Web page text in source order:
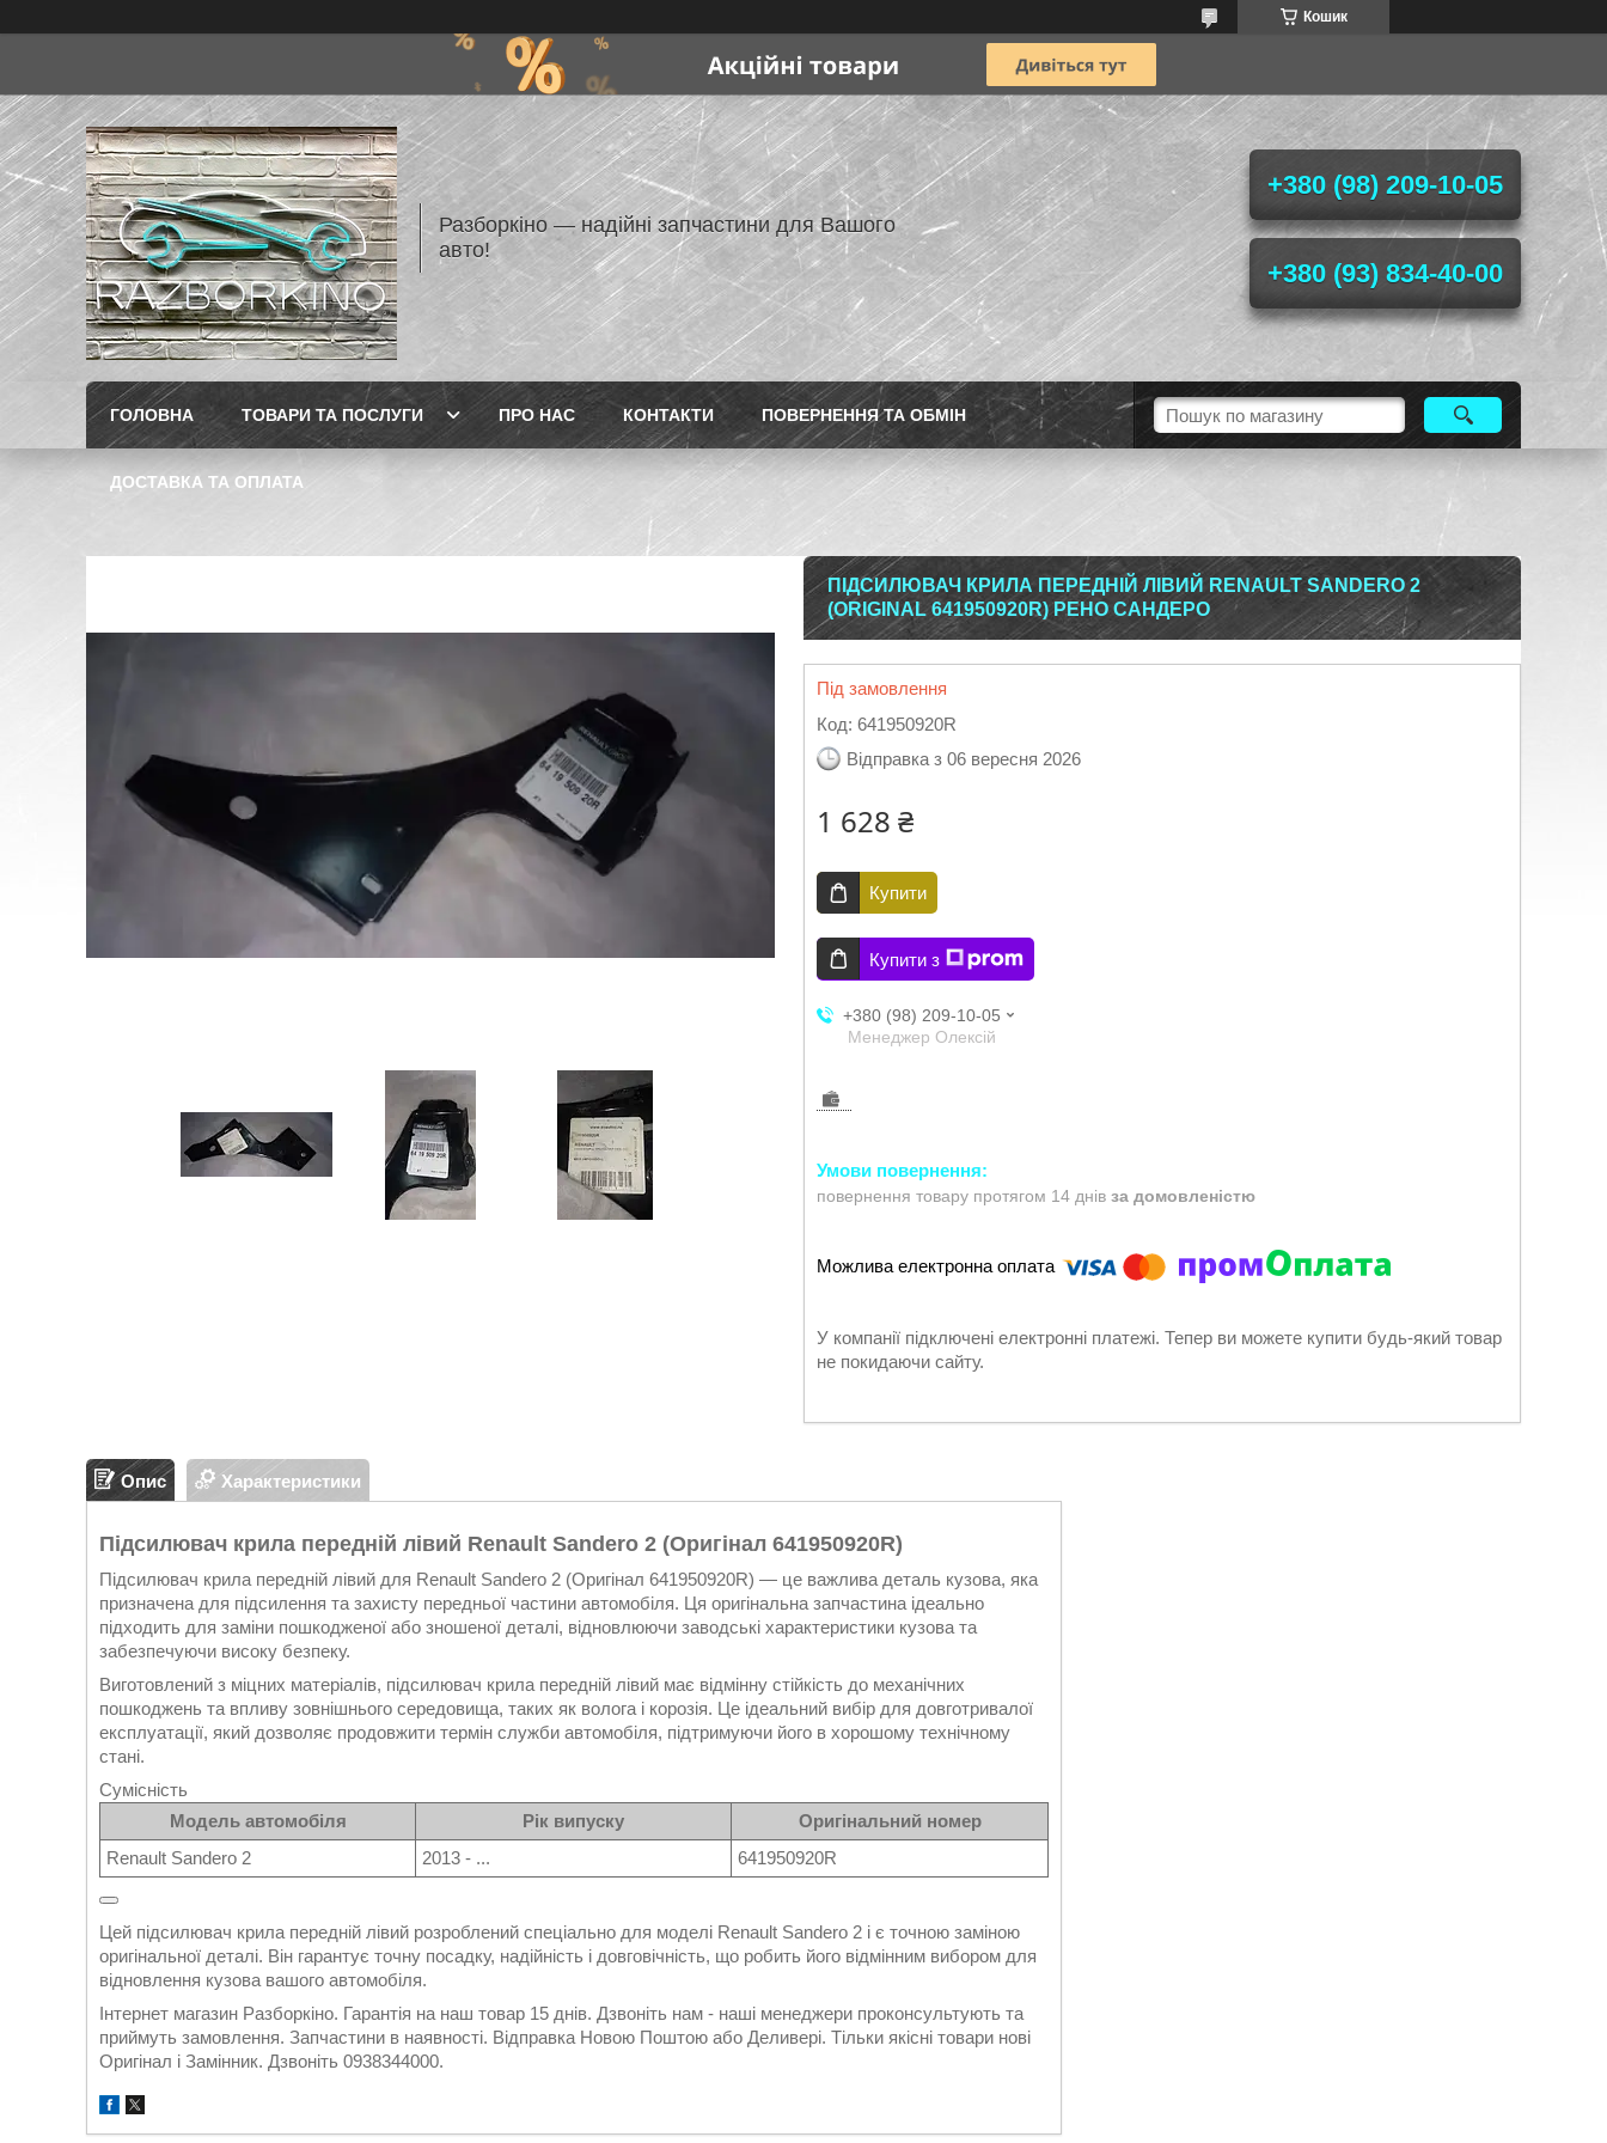
Кошик
Разборкіно — надійні запчастини для Вашого
авто!
+380 (98) 209-10-05
+380 (93) 834-40-00
ГОЛОВНА ТОВАРИ ТА ПОСЛУГИ ПРО НАС КОНТАКТИ ПОВЕРНЕННЯ ТА ОБМІН
ДОСТАВКА ТА ОПЛАТА
ПІДСИЛЮВАЧ КРИЛА ПЕРЕДНІЙ ЛІВИЙ RENAULT SANDERO 2
(ORIGINAL 641950920R) РЕНО САНДЕРО
Під замовлення
Код: 641950920R
Відправка з 06 вересня 2026
1 628 ₴
Купити
Купити з
+380 (98) 209-10-05
Менеджер Олексій
повернення товару протягом 14 днів за домовленістю
У компанії підключені електронні платежі. Тепер ви можете купити будь-який товар
не покидаючи сайту.
Опис Характеристики
Підсилювач крила передній лівий Renault Sandero 2 (Оригінал 641950920R)
Підсилювач крила передній лівий для Renault Sandero 2 (Оригінал 641950920R) — це важлива деталь кузова, яка
призначена для підсилення та захисту передньої частини автомобіля. Ця оригінальна запчастина ідеально
підходить для заміни пошкодженої або зношеної деталі, відновлюючи заводські характеристики кузова та
забезпечуючи високу безпеку.
Виготовлений з міцних матеріалів, підсилювач крила передній лівий має відмінну стійкість до механічних
пошкоджень та впливу зовнішнього середовища, таких як волога і корозія. Це ідеальний вибір для довготривалої
експлуатації, який дозволяє продовжити термін служби автомобіля, підтримуючи його в хорошому технічному
стані.
Сумісність
Модель автомобіля
Рік випуску
Оригінальний номер
Renault Sandero 2
2013 - ... 641950920R
Цей підсилювач крила передній лівий розроблений спеціально для моделі Renault Sandero 2 і є точною заміною
оригінальної деталі. Він гарантує точну посадку, надійність і довговічність, що робить його відмінним вибором для
відновлення кузова вашого автомобіля.
Інтернет магазин Разборкіно. Гарантія на наш товар 15 днів. Дзвоніть нам - наші менеджери проконсультують та
приймуть замовлення. Запчастини в наявності. Відправка Новою Поштою або Деливері. Тільки якісні товари нові
Оригінал і Замінник. Дзвоніть 0938344000.